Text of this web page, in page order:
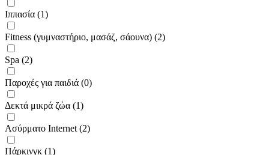
Ιππασία (1)
Fitness (γυμναστήριο, μασάζ, σάουνα) (2)
Spa (2)
Παροχές για παιδιά (0)
Δεκτά μικρά ζώα (1)
Ασύρματο Internet (2)
Πάρκινγκ (1)